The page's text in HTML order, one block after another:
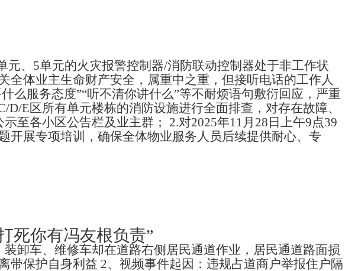
元、5单元的火灾报警控制器/消防联动控制器处于非工作状
体业主生命财产安全，属重中之重，但接听电话的工作人
么服务态度”“听不清你讲什么”等不耐烦语句敷衍回应，严重
E区所有单元楼栋的消防设施进行全面排查，对存在故障、
至各小区公告栏及业主群； 2.对2025年11月28日上午9点39
开展专项培训，确保全体物业服务人员后续提供耐心、专
死你有冯友根负责”
卸车、维修车却在道路右侧居民通道作业，居民通道路面损
保护自身利益 2、视频事件起因：违规占道商户举报住户隔